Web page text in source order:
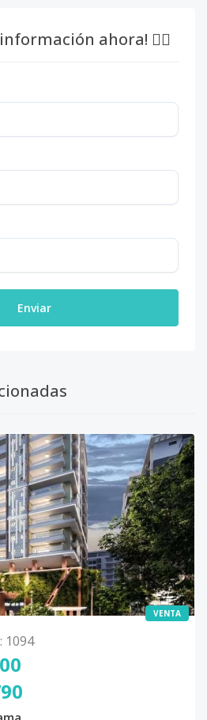
ahora! 👇🏽
Enviar
VENTA
: 1094